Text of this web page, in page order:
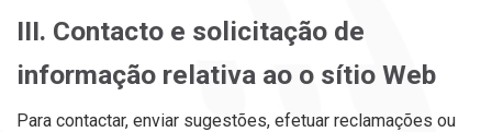
III. Contacto e solicitação de
informação relativa ao o sítio Web
Para contactar, enviar sugestões, efetuar reclamações ou